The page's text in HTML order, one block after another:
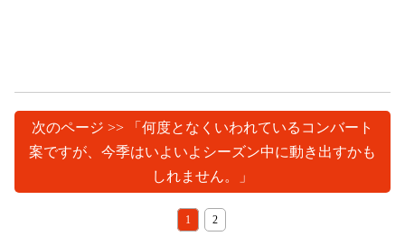
次のページ >> 「何度となくいわれているコンバート
案ですが、今季はいよいよシーズン中に動き出すかも
しれません。」
1 2